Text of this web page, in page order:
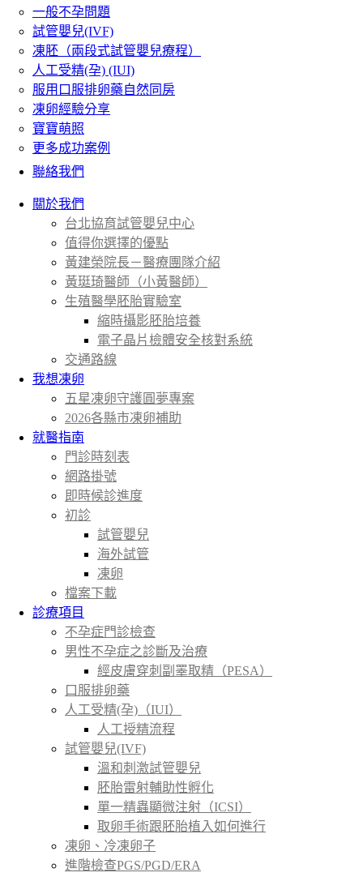
一般不孕問題
試管嬰兒(IVF)
凍胚（兩段式試管嬰兒療程）
人工受精(孕) (IUI)
服用口服排卵藥自然同房
凍卵經驗分享
寶寶萌照
更多成功案例
聯絡我們
關於我們
台北協育試管嬰兒中心
值得你選擇的優點
黃建榮院長－醫療團隊介紹
黃珽琦醫師（小黃醫師）
生殖醫學胚胎實驗室
縮時攝影胚胎培養
電子晶片檢體安全核對系統
交通路線
我想凍卵
五星凍卵守護圓夢專案
2026各縣市凍卵補助
就醫指南
門診時刻表
網路掛號
即時候診進度
初診
試管嬰兒
海外試管
凍卵
檔案下載
診療項目
不孕症門診檢查
男性不孕症之診斷及治療
經皮膚穿刺副睪取精（PESA）
口服排卵藥
人工受精(孕)（IUI）
人工授精流程
試管嬰兒(IVF)
溫和刺激試管嬰兒
胚胎雷射輔助性孵化
單一精蟲顯微注射（ICSI）
取卵手術跟胚胎植入如何進行
凍卵、冷凍卵子
進階檢查PGS/PGD/ERA